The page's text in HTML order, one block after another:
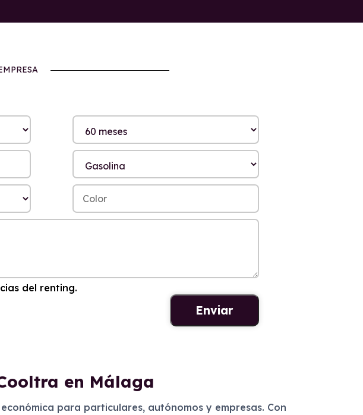
del renting.
en Málaga
para particulares, autónomos y empresas. Con